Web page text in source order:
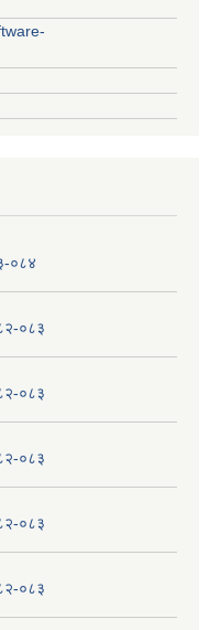
०८४
०८३
०८३
०८३
०८३
०८३